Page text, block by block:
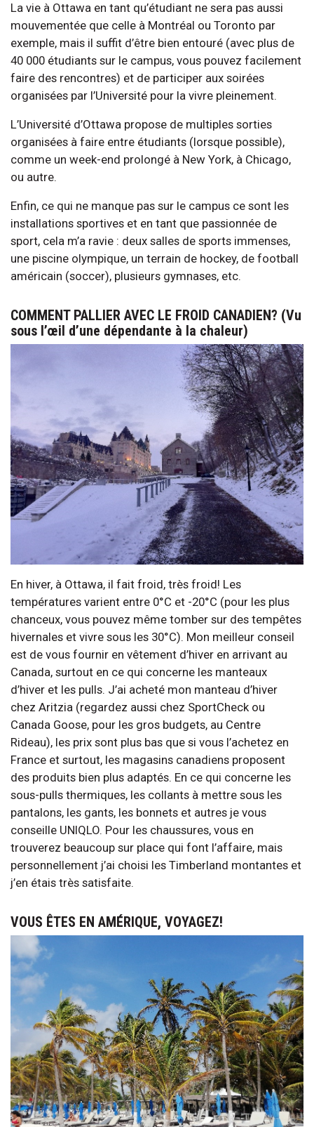
La vie à Ottawa en tant qu’étudiant ne sera pas aussi
mouvementée que celle à Montréal ou Toronto par
exemple, mais il suffit d’être bien entouré (avec plus de
40 000 étudiants sur le campus, vous pouvez facilement
faire des rencontres) et de participer aux soirées
organisées par l’Université pour la vivre pleinement.
L’Université d’Ottawa propose de multiples sorties
organisées à faire entre étudiants (lorsque possible),
comme un week-end prolongé à New York, à Chicago,
ou autre.
Enfin, ce qui ne manque pas sur le campus ce sont les
installations sportives et en tant que passionnée de
sport, cela m’a ravie : deux salles de sports immenses,
une piscine olympique, un terrain de hockey, de football
américain (soccer), plusieurs gymnases, etc.
COMMENT PALLIER AVEC LE FROID CANADIEN? (Vu
sous l’œil d’une dépendante à la chaleur)
En hiver, à Ottawa, il fait froid, très froid! Les
températures varient entre 0°C et -20°C (pour les plus
chanceux, vous pouvez même tomber sur des tempêtes
hivernales et vivre sous les 30°C). Mon meilleur conseil
est de vous fournir en vêtement d’hiver en arrivant au
Canada, surtout en ce qui concerne les manteaux
d’hiver et les pulls. J’ai acheté mon manteau d’hiver
chez Aritzia (regardez aussi chez SportCheck ou
Canada Goose, pour les gros budgets, au Centre
Rideau), les prix sont plus bas que si vous l’achetez en
France et surtout, les magasins canadiens proposent
des produits bien plus adaptés. En ce qui concerne les
sous-pulls thermiques, les collants à mettre sous les
pantalons, les gants, les bonnets et autres je vous
conseille UNIQLO. Pour les chaussures, vous en
trouverez beaucoup sur place qui font l’affaire, mais
personnellement j’ai choisi les Timberland montantes et
j’en étais très satisfaite.
VOUS ÊTES EN AMÉRIQUE, VOYAGEZ!